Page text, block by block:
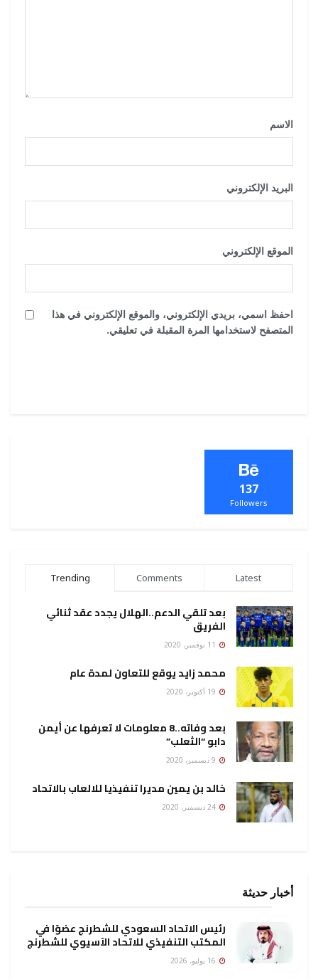
الاسم
البريد الإلكتروني
الموقع الإلكتروني
احفظ اسمي، بريدي الإلكتروني، والموقع الإلكتروني في هذا
المتصفح لاستخدامها المرة المقبلة في تعليقي.
137
Followers
Trending Comments Latest
بعد تلقي الدعم..الهلال يجدد عقد ثنائي
الفريق
محمد زايد يوقع للتعاون لمدة عام
بعد وفاته..8 معلومات لا تعرفها عن أيمن
دابو “الثعلب”
خالد بن يمين مديرا تنفيذيا للالعاب بالاتحاد
أخبار حديثة
رئيس الاتحاد السعودي للشطرنج عضوًا في
المكتب التنفيذي للاتحاد الآسيوي للشطرنج